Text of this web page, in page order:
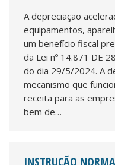
A depreciação
equipamentos,
um benefício fiscal
da Lei nº 14.871 DE
do dia 29/5/2024. A
mecanismo que
receita para as
bem de…
INSTRUÇÃO